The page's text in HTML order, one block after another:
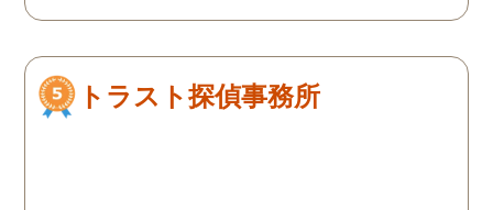
笑
トラスト探偵事務所